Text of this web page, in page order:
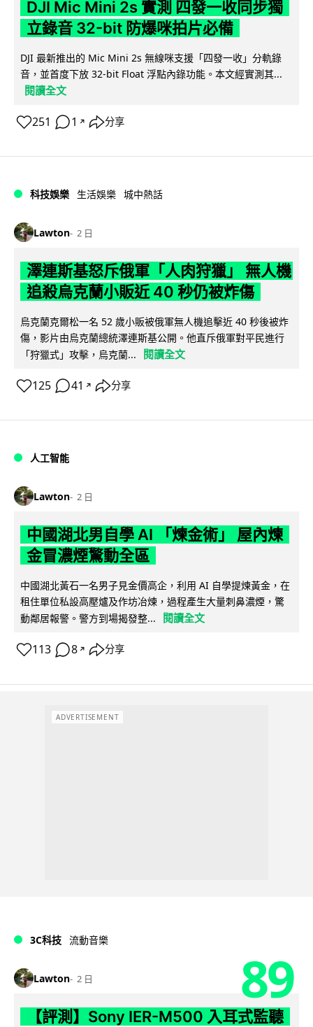
DJI Mic Mini 2s 實測 四發一收同步獨
立錄音 32-bit 防爆咪拍片必備
DJI 最新推出的 Mic Mini 2s 無線咪支援「四發一收」分軌錄
音，並首度下放 32-bit Float 浮點內錄功能。本文經實測其...
閱讀全文
251 1 ↗ 分享
科技娛樂 生活娛樂 城中熱話
Lawton 2 日
澤連斯基怒斥俄軍「人肉狩獵」 無人機
追殺烏克蘭小販近 40 秒仍被炸傷
烏克蘭克爾松一名 52 歲小販被俄軍無人機追擊近 40 秒後被炸
傷，影片由烏克蘭總統澤連斯基公開。他直斥俄軍對平民進行
「狩獵式」攻擊，烏克蘭...
閱讀全文
125 41 ↗ 分享
人工智能
Lawton 2 日
中國湖北男自學 AI 「煉金術」 屋內煉
金冒濃煙驚動全區
中國湖北黃石一名男子見金價高企，利用 AI 自學提煉黃金，在
租住單位私設高壓爐及作坊冶煉，過程產生大量刺鼻濃煙，驚
動鄰居報警。警方到場揭發整...
閱讀全文
113 8 ↗ 分享
ADVERTISEMENT
3C科技 流動音樂
Lawton 2 日 89
【評測】Sony IER-M500 入耳式監聽